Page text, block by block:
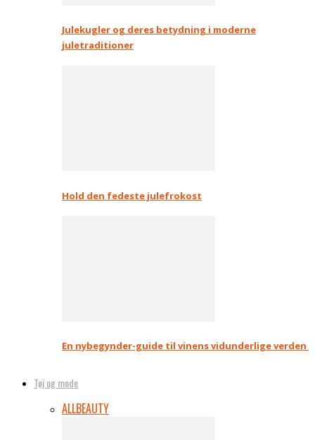
Julekugler og deres betydning i moderne
juletraditioner
Hold den fedeste julefrokost
En nybegynder-guide til vinens vidunderlige verden
Tøj og mode
ALLBEAUTY